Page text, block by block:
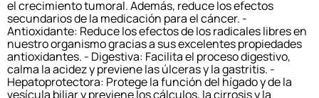
el crecimiento tumoral. Además, reduce los efectos
secundarios de la medicación para el cáncer. -
Antioxidante: Reduce los efectos de los radicales libres en
nuestro organismo gracias a sus excelentes propiedades
antioxidantes. - Digestiva: Facilita el proceso digestivo,
calma la acidez y previene las úlceras y la gastritis. -
Hepatoprotectora: Protege la función del hígado y de la
vesícula biliar y previene los cálculos, la cirrosis y la